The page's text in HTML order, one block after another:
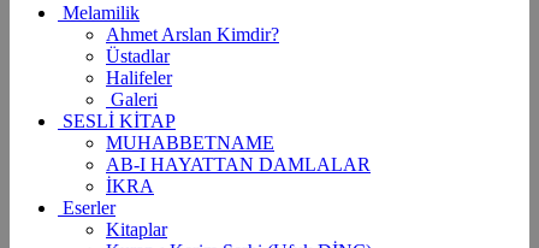
Melamilik
Ahmet Arslan Kimdir?
Üstadlar
Halifeler
Galeri
SESLİ KİTAP
MUHABBETNAME
AB-I HAYATTAN DAMLALAR
İKRA
Eserler
Kitaplar